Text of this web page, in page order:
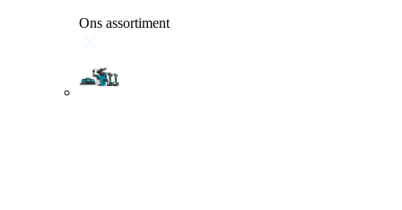
Ons assortiment